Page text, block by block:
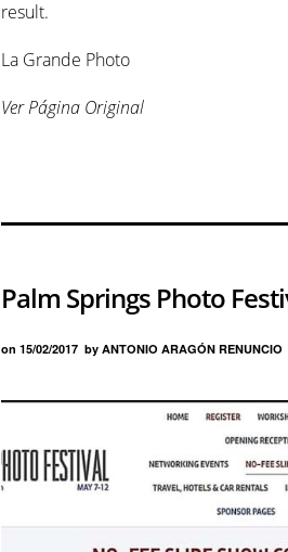
result.
La Grande Photo
Ver Página Original
Palm Springs Photo
on 15/02/2017 by ANTONIO ARAGÓN RENUNCIO